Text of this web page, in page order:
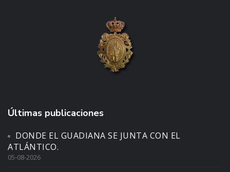
Últimas publicaciones
DONDE EL GUADIANA SE JUNTA CON EL
ATLÁNTICO.
05-08-2026